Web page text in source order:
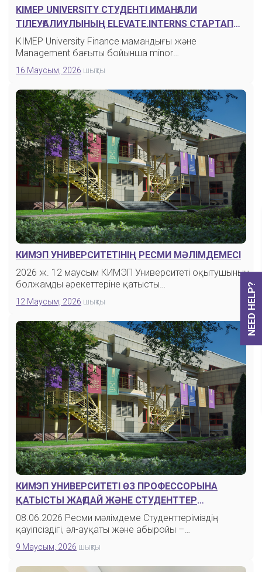
NEED HELP?
KIMEP UNIVERSITY СТУДЕНТІ ИМАНҒАЛИ
ТІЛЕУҒАЛИҰЛЫНЫҢ ELEVATE.INTERNS СТАРТАПЫ
ABC INCUBATION BATCH XV ФИНАЛЫНА ӨТТІ
KIMEP University Finance мамандығы және
Management бағыты бойынша minor
бағдарламасында…
16 Маусым, 2026 шықты
КИМЭП УНИВЕРСИТЕТІНІҢ РЕСМИ МӘЛІМДЕМЕСІ
2026 ж. 12 маусым КИМЭП Университеті оқытушының
болжамды әрекеттеріне қатысты…
12 Маусым, 2026 шықты
КИМЭП УНИВЕРСИТЕТІ ӨЗ ПРОФЕССОРЫНА
ҚАТЫСТЫ ЖАҒДАЙ ЖӘНЕ СТУДЕНТТЕР
АРАСЫНДА ТАРАҒАН СОҢҒЫ ХАБАРЛАМАЛАРҒА
ҚАТЫСТЫ МӘСЕЛЕДЕН ХАБАРДАР.
08.06.2026 Ресми мәлімдеме Студенттеріміздің
қауіпсіздігі, әл-ауқаты және абыройы –
Университеттің…
9 Маусым, 2026 шықты